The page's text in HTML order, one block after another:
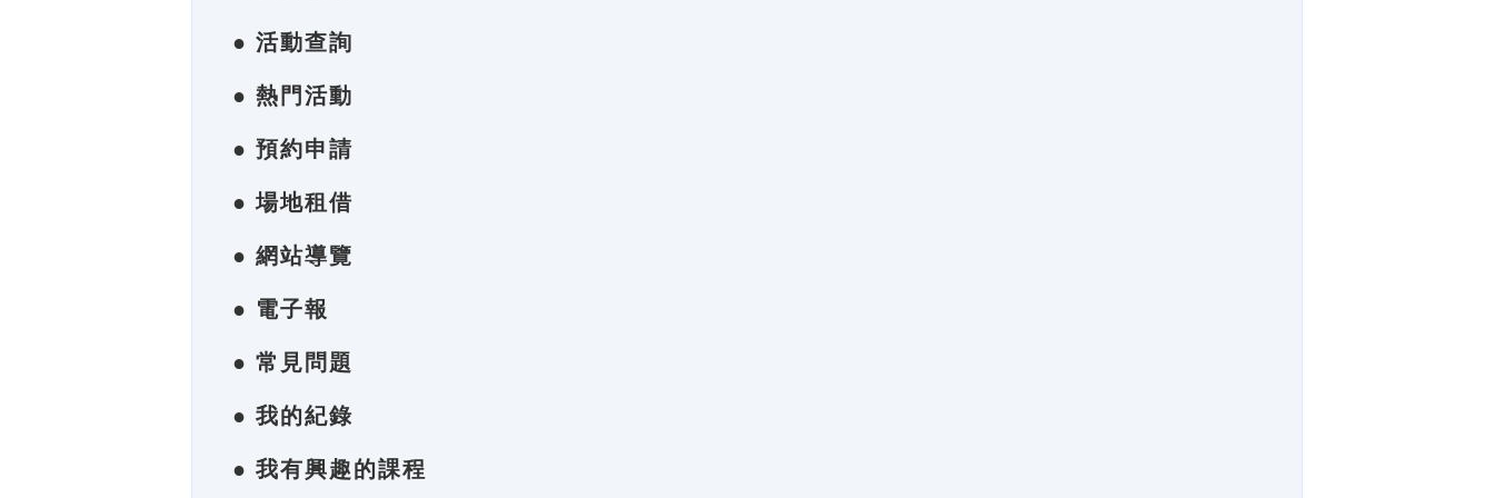
● 活動查詢
● 熱門活動
● 預約申請
● 場地租借
● 網站導覽
● 電子報
● 常見問題
● 我的紀錄
● 我有興趣的課程